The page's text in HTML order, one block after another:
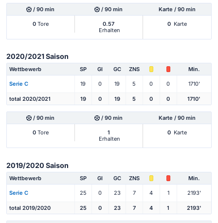
/ 90 min / 90 min Karte / 90 min
0Tore
0.57
Erhalten
0 Karte
2020/2021 Saison
Wettbewerb SP Gl GC ZNS Min.
Serie C 19 0 19 5 0 0 1710'
total 2020/2021 19 0 19 5 0 0 1710'
/ 90 min / 90 min Karte / 90 min
0Tore
1
Erhalten
0 Karte
2019/2020 Saison
Wettbewerb SP Gl GC ZNS Min.
Serie C 25 0 23 7 4 1 2193'
total 2019/2020 25 0 23 7 4 1 2193'